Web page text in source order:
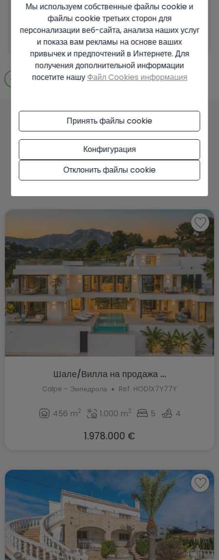
Я принимаю коммерческие рассылки
Отправить запрос
Перейти к результатам поиска
Вам также могут
понравиться эти
свойства
Шале/Вилла на продажа ...
Calpe - Эмпедрола Ref. HOD1X7Y77Y
456 m2 1.000 m2 5 4
1.978.000 €
Мы используем собственные файлы cookie и
файлы cookie третьих сторон для
персонализации веб-сайта, анализа наших услуг
и показа вам рекламы на основе ваших
привычек и предпочтений в Интернете. Для
получения дополнительной информации
посетите нашуФайл Cookies информация
Принять файлы cookie
Конфигурация
Отклонить файлы cookie